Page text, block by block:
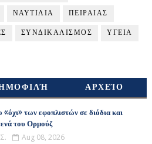
ΝΑΥΤΙΛΙΑ ΠΕΙΡΑΙΑΣ
ΣΥΝΔΙΚΑΛΙΣΜΟΣ ΥΓΕΙΑ
ΑΡΧΕΊΟ
«όχι» των εφοπλιστών σε διόδια και
του Ορμούζ
Aug 08, 2026